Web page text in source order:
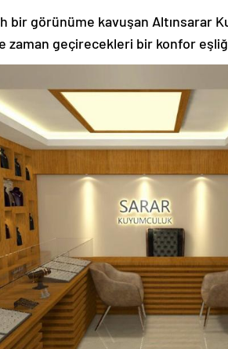
bir görünüme kavuşan Altınsarar
zaman geçirecekleri bir konfor